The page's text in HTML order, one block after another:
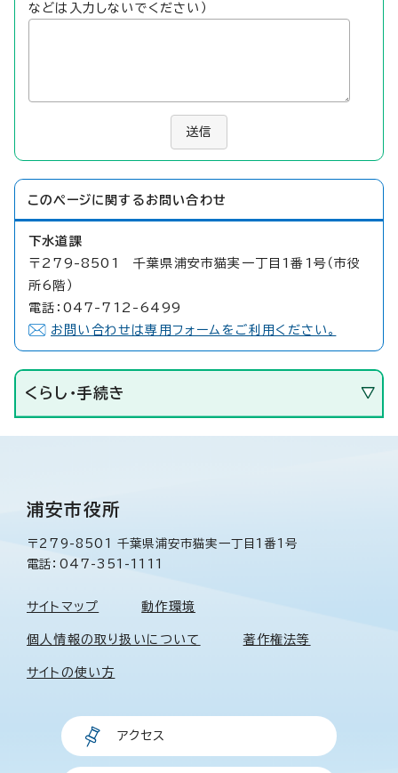
などは入力しないでください）
送信
このページに関する お問い合わせ
下水道課
〒279-8501 千葉県浦安市猫実一丁目1番1号（市役
所6階）
電話：047-712-6499
お問い合わせは専用フォームをご利用ください。
くらし・手続き
浦安市役所
〒279-8501 千葉県浦安市猫実一丁目1番1号
電話：047-351-1111
サイトマップ 動作環境
個人情報の取り扱いについて 著作権法等
サイトの使い方
アクセス